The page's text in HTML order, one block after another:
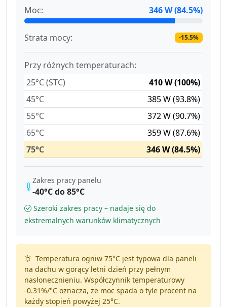
Moc:
346 W (84.5%)
Strata mocy: -15.5%
Przy różnych temperaturach:
25°C (STC)
410 W (100%)
45°C
385 W (93.8%)
55°C
372 W (90.7%)
65°C
359 W (87.6%)
75°C
346 W (84.5%)
Zakres pracy panelu
-40°C do 85°C
Szeroki zakres pracy – nadaje się do
ekstremalnych warunków klimatycznych
Temperatura ogniw 75°C jest typowa dla paneli
na dachu w gorący letni dzień przy pełnym
nasłonecznieniu. Współczynnik temperaturowy
-0.31%/°Coznacza, że moc spada o tyle procent na
każdy stopień powyżej 25°C.